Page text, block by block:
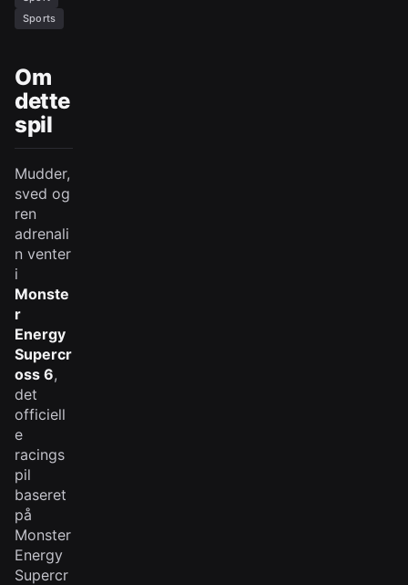
Sports
Om
dette
spil
Mudder,
sved og
ren
adrenali
n venter
i
Monste
r
Energy
Supercr
oss 6,
det
officiell
e
racings
pil
baseret
på
Monster
Energy
Supercr